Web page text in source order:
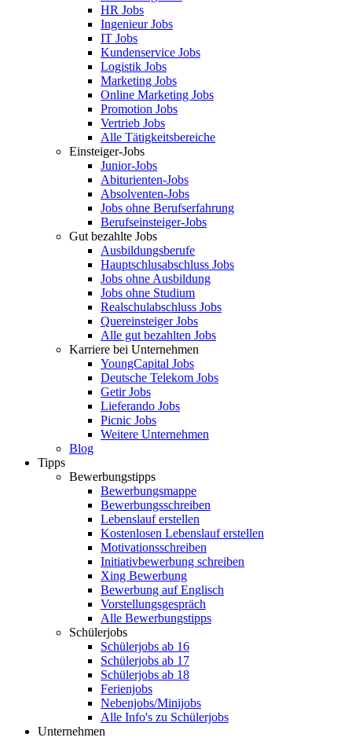
HR Jobs
Ingenieur Jobs
IT Jobs
Kundenservice Jobs
Logistik Jobs
Marketing Jobs
Online Marketing Jobs
Promotion Jobs
Vertrieb Jobs
Alle Tätigkeitsbereiche
Einsteiger-Jobs
Junior-Jobs
Abiturienten-Jobs
Absolventen-Jobs
Jobs ohne Berufserfahrung
Berufseinsteiger-Jobs
Gut bezahlte Jobs
Ausbildungsberufe
Hauptschlusabschluss Jobs
Jobs ohne Ausbildung
Jobs ohne Studium
Realschulabschluss Jobs
Quereinsteiger Jobs
Alle gut bezahlten Jobs
Karriere bei Unternehmen
YoungCapital Jobs
Deutsche Telekom Jobs
Getir Jobs
Lieferando Jobs
Picnic Jobs
Weitere Unternehmen
Blog
Tipps
Bewerbungstipps
Bewerbungsmappe
Bewerbungsschreiben
Lebenslauf erstellen
Kostenlosen Lebenslauf erstellen
Motivationsschreiben
Initiativbewerbung schreiben
Xing Bewerbung
Bewerbung auf Englisch
Vorstellungsgespräch
Alle Bewerbungstipps
Schülerjobs
Schülerjobs ab 16
Schülerjobs ab 17
Schülerjobs ab 18
Ferienjobs
Nebenjobs/Minijobs
Alle Info's zu Schülerjobs
Unternehmen